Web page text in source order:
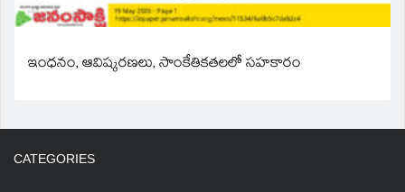
ఇంధనం, ఆవిష్కరణలు, సాంకేతికతలలో సహకారం
CATEGORIES